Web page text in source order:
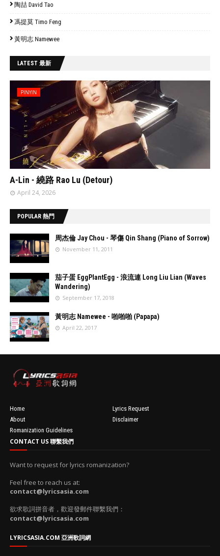
陶喆 David Tao
馮提莫 Timo Feng
黃明志 Namewee
LATEST 最新
PINYIN
A-Lin - 繞路 Rao Lu (Detour)
April 24, 2026
POPULAR 熱門
'data:post.fea
turedImage
resizeImage
100'
周杰倫 Jay Chou - 琴傷 Qin Shang (Piano of Sorrow)
November 11, 2011
'data:post.fea
turedImage
resizeImage
100'
茄子蛋 EggPlantEgg - 浪流連 Long Liu Lian (Waves
Wandering)
September 17, 2018
'data:post.fea
resizeImage
100'
黃明志 Namewee - 啪啪啪 (Papapa)
April 22, 2017
Home
Lyrics Request
About
Disclaimer
Romanization Guidelines
CONTACT US 聯繫我們
Want to request for lyrics romanization?
Feel free to reach us at:
contact@lyricsasia.com
欲求歌詞拼音者，歡迎發郵件聯繫我們：
contact@lyricsasia.com
LYRICSASIA.COM 亞洲歌詞網